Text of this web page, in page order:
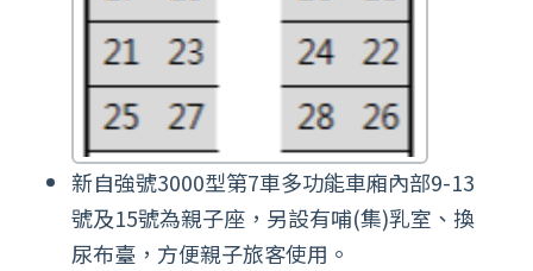
新自強號3000型第7車多功能車廂內部9-13
號及15號為親子座，另設有哺(集)乳室、換
尿布臺，方便親子旅客使用。